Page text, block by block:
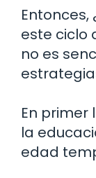
este ciclo
no es
En primer
la
edad